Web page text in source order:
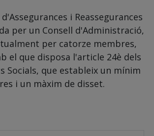
i Reassegurances
per un Consell d'Administració,
per catorze membres,
el que disposa l'article 24è dels
Socials, que estableix un mínim
i un màxim de disset.